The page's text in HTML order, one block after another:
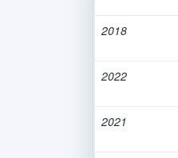
2018
2022
2021